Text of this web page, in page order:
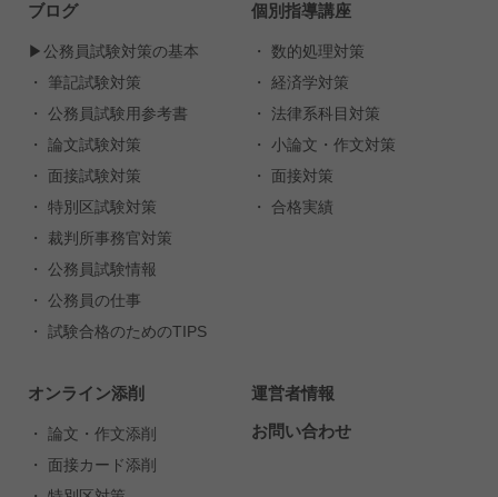
ブログ
▶︎公務員試験対策の基本
・ 筆記試験対策
・ 公務員試験用参考書
・ 論文試験対策
・ 面接試験対策
・ 特別区試験対策
・ 裁判所事務官対策
・ 公務員試験情報
・ 公務員の仕事
・ 試験合格のためのTIPS
個別指導講座
・ 数的処理対策
・ 経済学対策
・ 法律系科目対策
・ 小論文・作文対策
・ 面接対策
・ 合格実績
オンライン添削
・ 論文・作文添削
・ 面接カード添削
運営者情報
お問い合わせ